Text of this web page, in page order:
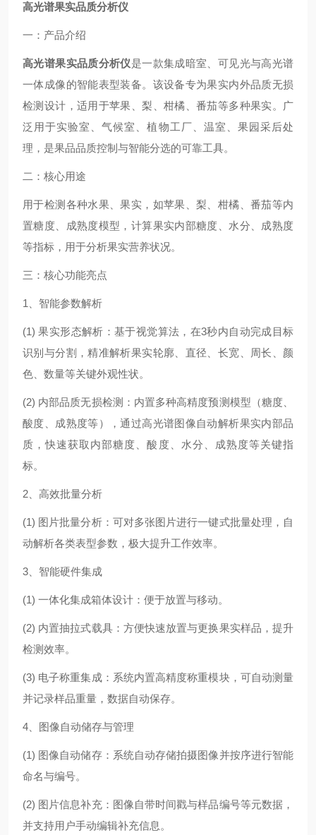
高光谱果实品质分析仪
一：产品介绍
高光谱果实品质分析仪是一款集成暗室、可见光与高光谱
一体成像的智能表型装备。该设备专为果实内外品质无损
检测设计，适用于苹果、梨、柑橘、番茄等多种果实。广
泛用于实验室、气候室、植物工厂、温室、果园采后处
理，是果品品质控制与智能分选的可靠工具。
二：核心用途
用于检测各种水果、果实，如苹果、梨、柑橘、番茄等内
置糖度、成熟度模型，计算果实内部糖度、水分、成熟度
等指标，用于分析果实营养状况。
三：核心功能亮点
1、智能参数解析
(1) 果实形态解析：基于视觉算法，在3秒内自动完成目标
识别与分割，精准解析果实轮廓、直径、长宽、周长、颜
色、数量等关键外观性状。
(2) 内部品质无损检测：内置多种高精度预测模型（糖度、
酸度、成熟度等），通过高光谱图像自动解析果实内部品
质，快速获取内部糖度、酸度、水分、成熟度等关键指
标。
2、高效批量分析
(1) 图片批量分析：可对多张图片进行一键式批量处理，自
动解析各类表型参数，极大提升工作效率。
3、智能硬件集成
(1) 一体化集成箱体设计：便于放置与移动。
(2) 内置抽拉式载具：方便快速放置与更换果实样品，提升
检测效率。
(3) 电子称重集成：系统内置高精度称重模块，可自动测量
并记录样品重量，数据自动保存。
4、图像自动储存与管理
(1) 图像自动储存：系统自动存储拍摄图像并按序进行智能
命名与编号。
(2) 图片信息补充：图像自带时间戳与样品编号等元数据，
并支持用户手动编辑补充信息。